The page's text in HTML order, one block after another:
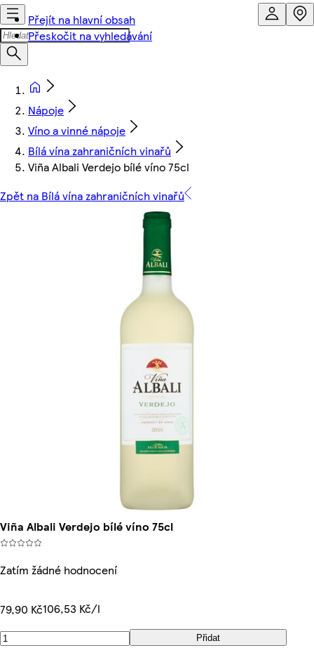
Přejít na hlavní obsah
Přeskočit na vyhledávání
Nápoje
Víno a vinné nápoje
Bílá vína zahraničních vinařů
Viña Albali Verdejo bílé víno 75cl
Zpět na Bílá vína zahraničních vinařů
Viña Albali Verdejo bílé víno 75cl
Zatím žádné hodnocení
79,90 Kč106,53 Kč/l
Přidat